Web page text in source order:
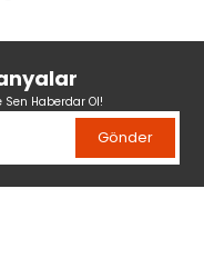
Sen Haberdar Ol!
Gönder